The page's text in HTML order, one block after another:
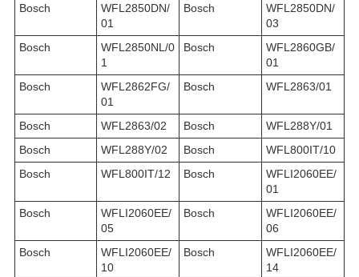
Bosch
WFL2850DN/
01
Bosch
WFL2850DN/
03
Bosch
WFL2850NL/0
1
Bosch
WFL2860GB/
01
Bosch
WFL2862FG/
01
Bosch WFL2863/01
Bosch WFL2863/02 Bosch
WFL288Y/01
Bosch
WFL288Y/02 Bosch
WFL800IT/10
Bosch
WFL800IT/12 Bosch
WFLI2060EE/
01
Bosch
WFLI2060EE/
05
Bosch
WFLI2060EE/
06
Bosch
WFLI2060EE/
10
Bosch
WFLI2060EE/
14